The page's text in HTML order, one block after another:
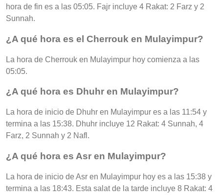
hora de fin es a las 05:05. Fajr incluye 4 Rakat: 2 Farz y 2
Sunnah.
¿A qué hora es el Cherrouk en Mulayimpur?
La hora de Cherrouk en Mulayimpur hoy comienza a las
05:05.
¿A qué hora es Dhuhr en Mulayimpur?
La hora de inicio de Dhuhr en Mulayimpur es a las 11:54 y
termina a las 15:38. Dhuhr incluye 12 Rakat: 4 Sunnah, 4
Farz, 2 Sunnah y 2 Nafl.
¿A qué hora es Asr en Mulayimpur?
La hora de inicio de Asr en Mulayimpur hoy es a las 15:38 y
termina a las 18:43. Esta salat de la tarde incluye 8 Rakat: 4